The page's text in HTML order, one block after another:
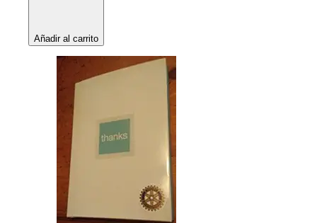
Añadir al carrito